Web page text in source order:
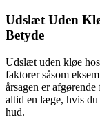
Udslæt Uden
Betyde
Udslæt uden kløe
faktorer såsom
årsagen er
altid en læge, hvis
hud.